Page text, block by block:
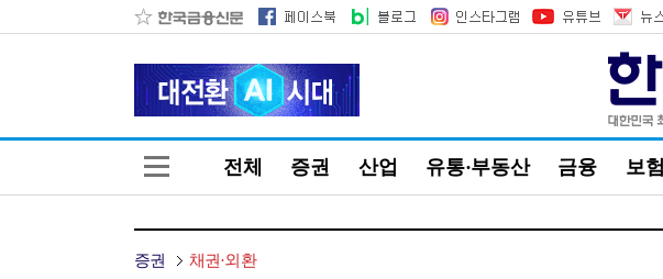
전체 증권 산업 유통·부동산 금융 보험
증권 채권·외환